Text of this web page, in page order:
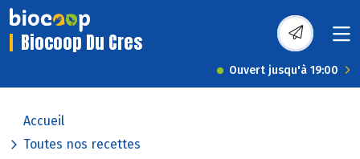
Biocoop Du Cres
Ouvert jusqu'à 19:00
Accueil
Toutes nos recettes